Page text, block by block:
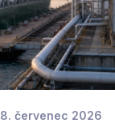
8. červenec 2026